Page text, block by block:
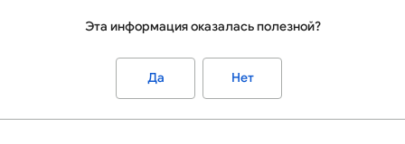
Эта информация оказалась полезной?
Да Нет